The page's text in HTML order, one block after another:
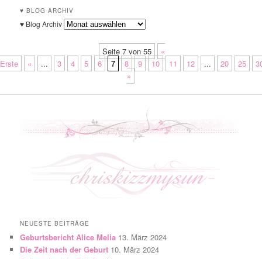
♥ BLOG ARCHIV
♥ Blog Archiv
Seite 7 von 55
«
Erste
« ... 3 4 5 6 7 8 9 10 11 12 ... 20 25
»
NEUESTE BEITRÄGE
Geburtsbericht Alice Melia 13. März 2024
Die Zeit nach der Geburt 10. März 2024